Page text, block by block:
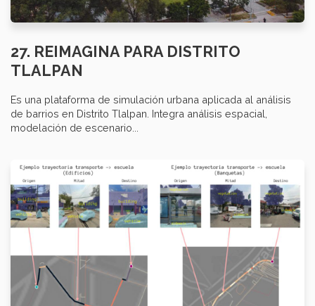
27. REIMAGINA PARA DISTRITO
TLALPAN
Es una plataforma de simulación urbana aplicada al análisis
de barrios en Distrito Tlalpan. Integra análisis espacial,
modelación de escenario...